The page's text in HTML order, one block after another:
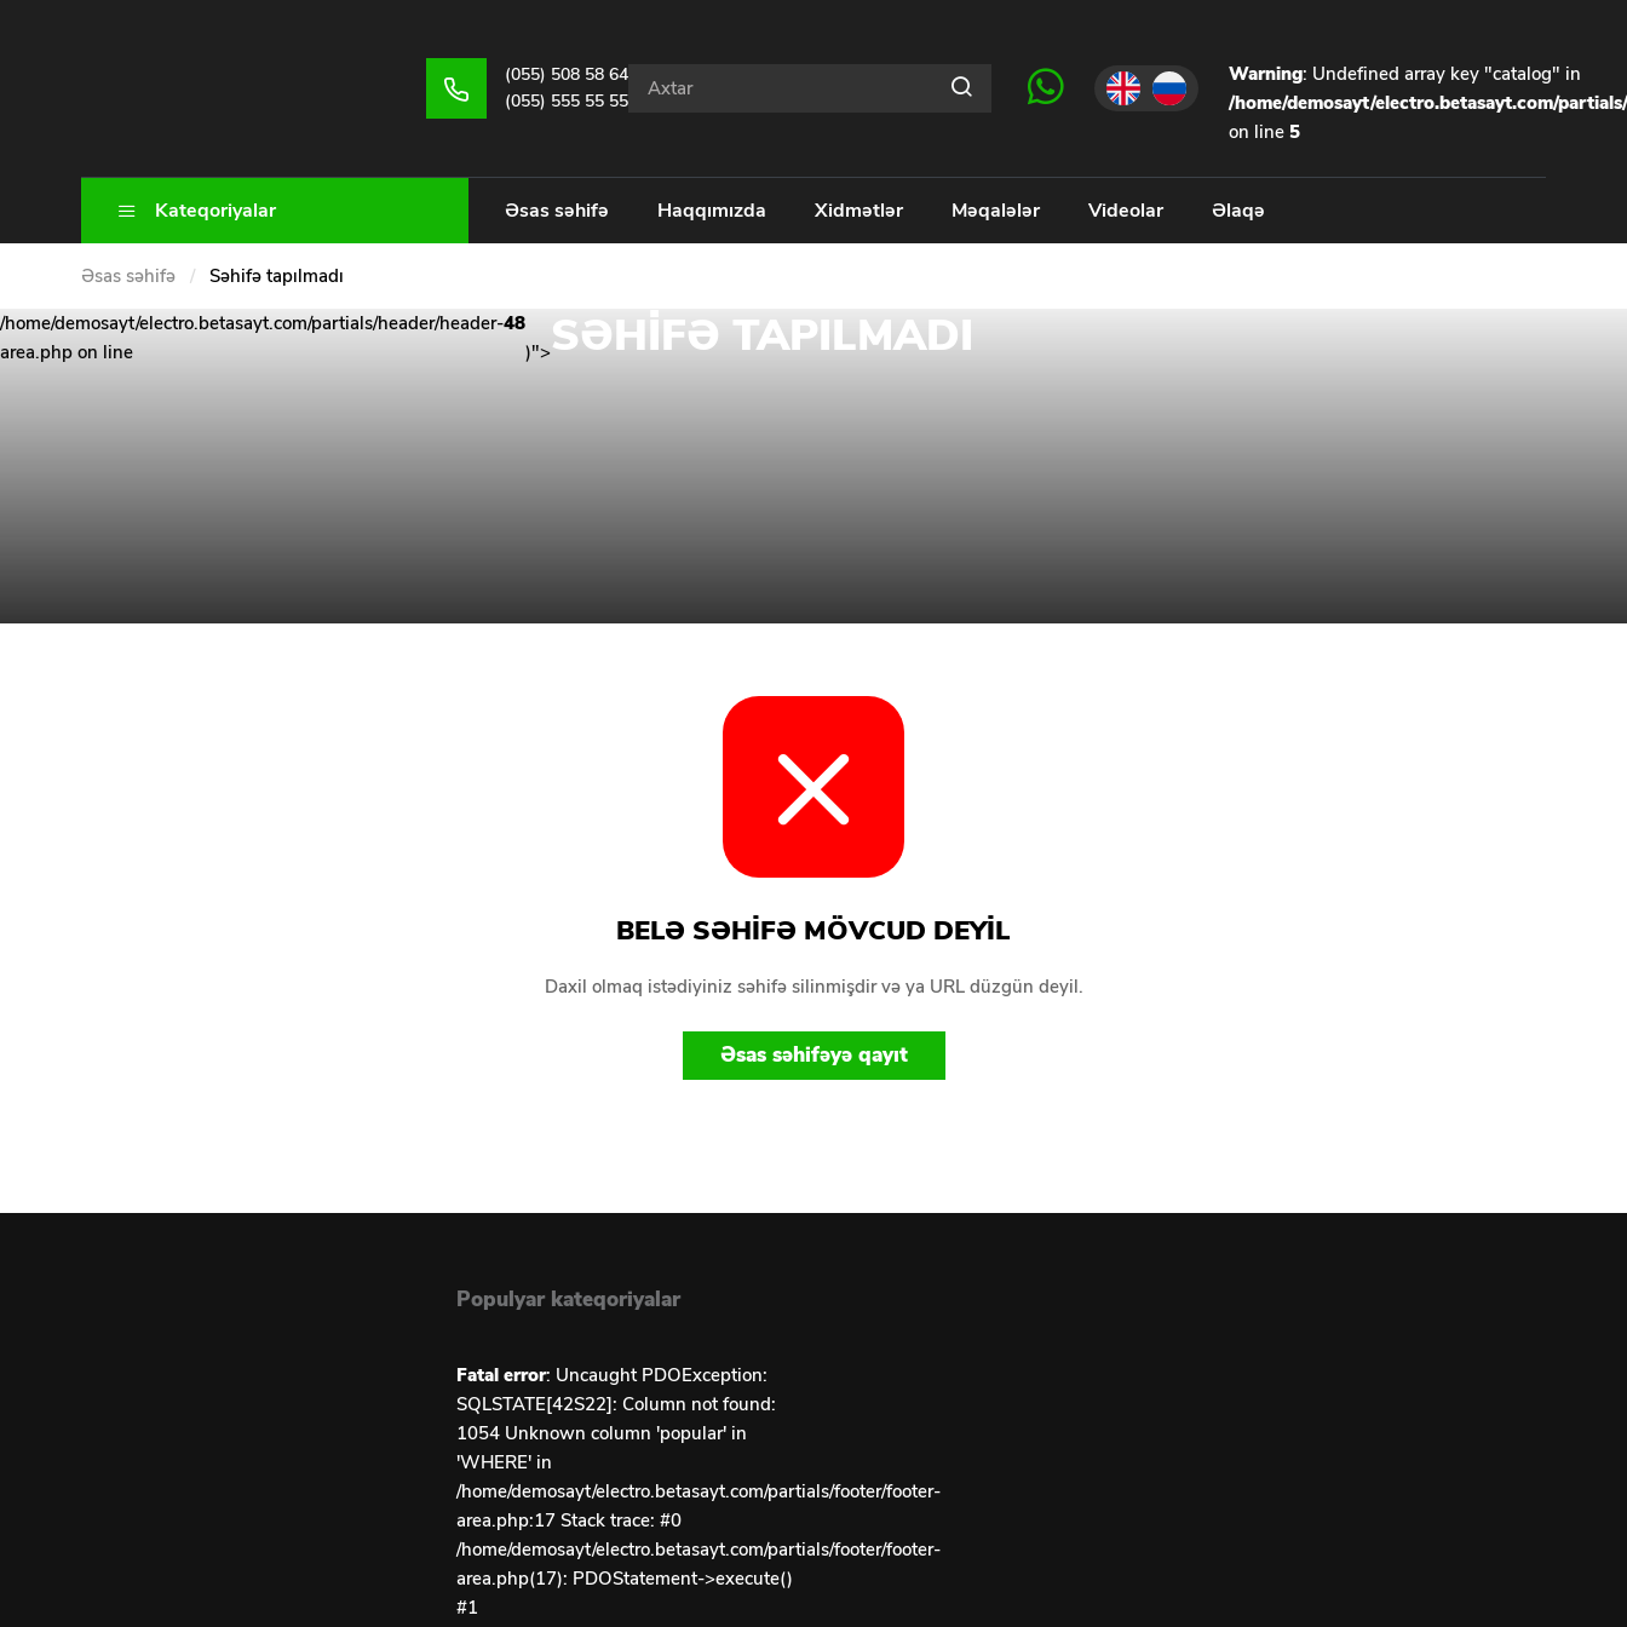
(055) 508 58 64
(055) 555 55 55
Warning: Undefined array key "catalog" in
/home/demosayt/electro.betasayt.com/
on line5
Kateqoriyalar Əsas səhifə Haqqımızda Xidmətlər Məqalələr Videolar Əlaqə
Əsas səhifə /
Səhifə tapılmadı
/home/demosayt/electro.betasayt.com/partials/header/header-
area.php on line
48
)">SƏHIFƏ TAPILMADI
BELƏ SƏHIFƏ MÖVCUD DEYIL
Daxil olmaq istədiyiniz səhifə silinmişdir və ya URL düzgün deyil.
Əsas səhifəyə qayıt
Populyar kateqoriyalar
Fatal error: Uncaught PDOException:
SQLSTATE[42S22]: Column not found:
1054 Unknown column 'popular' in
'WHERE' in
/home/demosayt/electro.betasayt.com/partials/footer/footer-
area.php:17 Stack trace: #0
/home/demosayt/electro.betasayt.com/partials/footer/footer-
area.php(17): PDOStatement->execute()
#1